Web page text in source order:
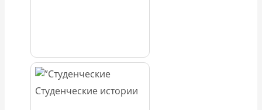
Студенческие истории